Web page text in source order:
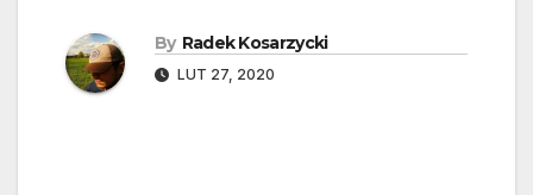
By Radek Kosarzycki
LUT 27, 2020